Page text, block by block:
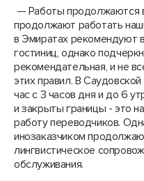
— Работы продолжаются
продолжают работать
в Эмиратах рекомендуют
гостиниц, однако
рекомендательная, и не
этих правил. В
час с 3 часов дня и до 6
и закрыты границы - это
работу переводчиков.
инозаказчиком
лингвистическое
обслуживания.